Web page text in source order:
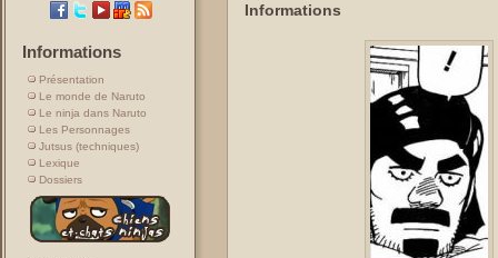
Informations
Présentation
Le monde de Naruto
Le ninja dans Naruto
Les Personnages
Jutsus (techniques)
Lexique
Dossiers
Informations